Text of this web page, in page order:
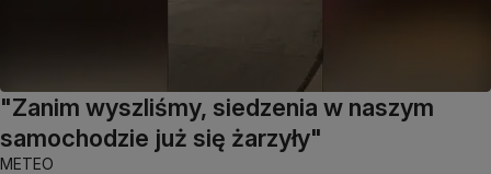
"Zanim wyszliśmy, siedzenia w naszym
samochodzie już się żarzyły"
METEO